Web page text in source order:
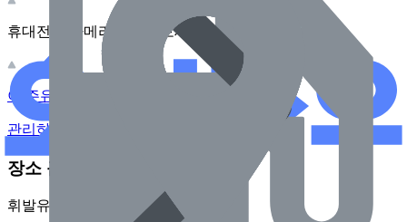
휴대전화 카메라로 찍어보세요
이 주유소의 사장님이신가요?
관리하기
장소 근처 주유소
휘발유